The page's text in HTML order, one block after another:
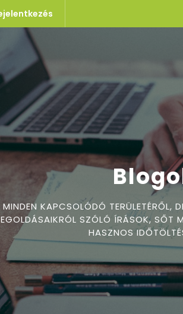
KAPCSOLÓDÓ TERÜLETÉRŐL,
SZÓLÓ ÍRÁSOK, SŐT
HASZNOS